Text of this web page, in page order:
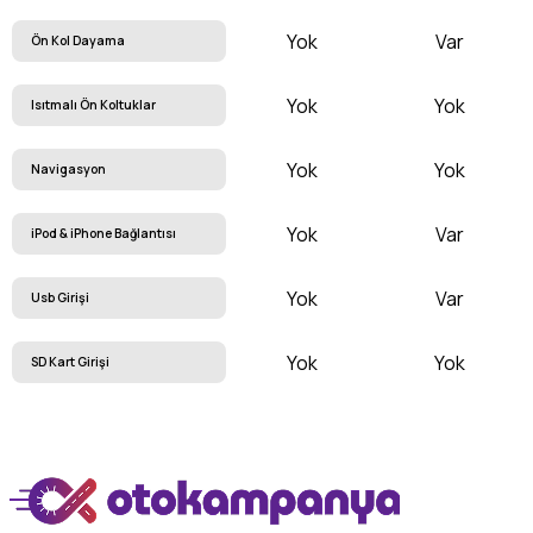
Ön Kol Dayama Yok Var
Isıtmalı Ön Koltuklar Yok Yok
Navigasyon Yok Yok
iPod & iPhone Bağlantısı Yok Var
Usb Girişi Yok Var
SD Kart Girişi Yok Yok